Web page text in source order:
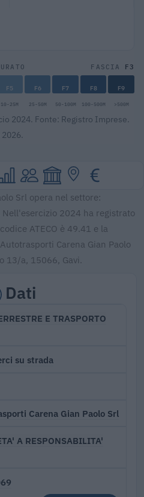
FASCIA F3
F5 F6 F7 F8 F9
10-25M 25-50M 50-100M 100-500M >500M
2024. Fonte: Registro Imprese.
Srl opera nel settore:
2024 ha registrato
ATECO è 49.41 e la
Carena Gian Paolo
13/a, 15066, Gavi.
Dati
E TRASPORTO
su strada
Carena Gian Paolo Srl
A RESPONSABILITA'